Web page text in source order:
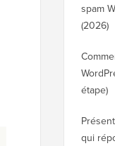
spam
(2026)
étape)
qui